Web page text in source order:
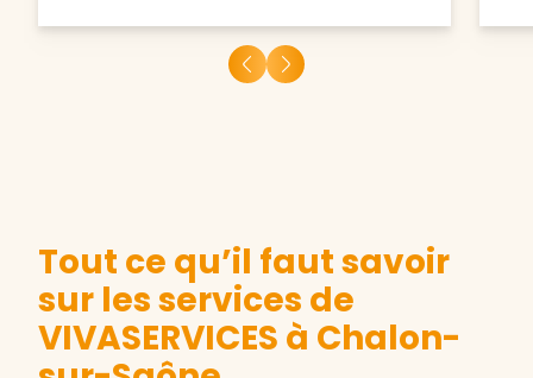
Tout ce qu’il faut savoir
sur les services de
VIVASERVICES à Chalon-